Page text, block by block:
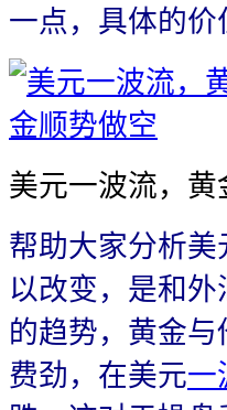
一点，具体的
美元一波流，黄
帮助大家分析
以改变，是和
的趋势，黄金
费劲，在美元一